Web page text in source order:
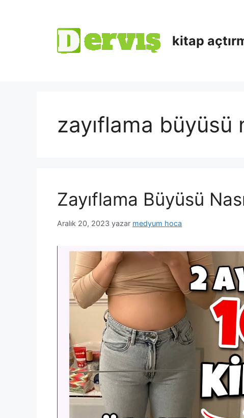
kitap
zayıflama büyüsü
Zayıflama Büyüsü
Aralık 20, 2023 yazar medyum hoca